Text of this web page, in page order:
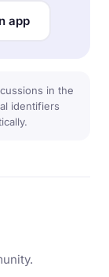
app
in the
identifiers